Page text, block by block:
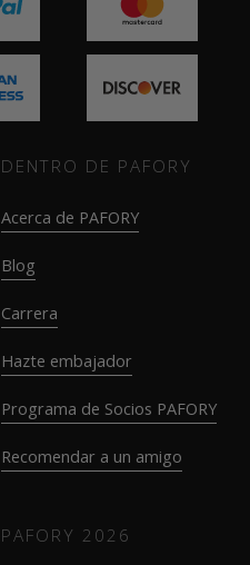
DENTRO DE PAFORY
Acerca de PAFORY
Blog
Carrera
Hazte embajador
Programa de Socios PAFORY
Recomendar a un amigo
PAFORY 2026